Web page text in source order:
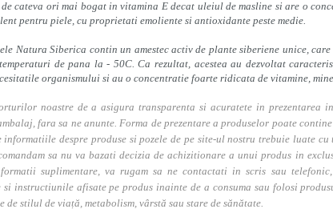
de cateva ori mai bogat in vitamina E decat uleiul de masline si are o
pentru piele, cu proprietati emoliente si antioxidante peste medie.
Natura Siberica contin un amestec activ de plante siberiene unice,
de pana la - 50C. Ca rezultat, acestea au dezvoltat
organismului si au o concentratie foarte ridicata de vitamine,
noastre de a asigura transparenta si acuratete in prezentarea
fara sa ne anunte. Forma de prezentare a produselor poate
informatiile despre produse si pozele de pe site-ul nostru trebuie luate
sa nu va bazati decizia de achizitionare a unui produs in
suplimentare, va rugam sa ne contactati in scris sau
instructiunile afisate pe produs inainte de a consuma sau folosi
de stilul de viață, metabolism, vârstă sau stare de sănătate.